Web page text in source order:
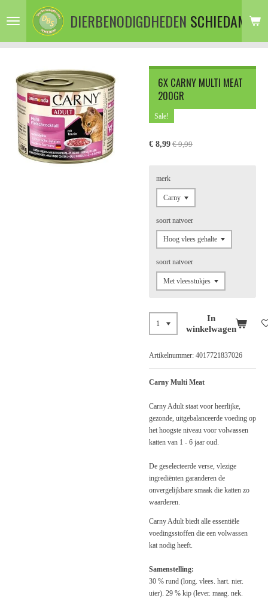
direct
de
DIERBENODIGDHEDEN SCHIEDAM
6X CARNY MULTI MEAT
200GR
Sale!
€ 8,99 € 9,99
merk
soort natvoer
soort natvoer
In
winkelwagen
Artikelnummer: 4017721837026
Carny Multi Meat
Carny Adult staat voor heerlijke,
gezonde, uitgebalanceerde voeding op
het hoogste niveau voor volwassen
katten van 1 - 6 jaar oud.
De geselecteerde verse, vlezige
ingrediënten garanderen de
onvergelijkbare smaak die katten zo
waarderen.
Carny Adult biedt alle essentiële
voedingsstoffen die een volwassen
kat nodig heeft.
Samenstelling:
30 % rund (long. vlees. hart. nier.
uier). 29 % kip (lever. maag. nek.